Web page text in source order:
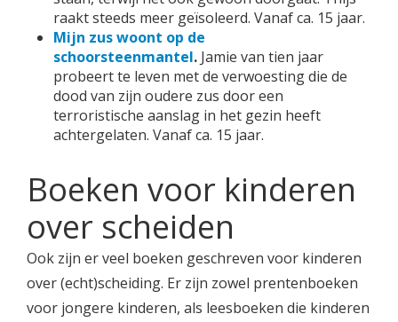
raakt steeds meer geïsoleerd. Vanaf ca. 15 jaar.
Mijn zus woont op de
schoorsteenmantel. Jamie van tien jaar
probeert te leven met de verwoesting die de
dood van zijn oudere zus door een
terroristische aanslag in het gezin heeft
achtergelaten. Vanaf ca. 15 jaar.
Boeken voor kinderen
over scheiden
Ook zijn er veel boeken geschreven voor kinderen
over (echt)scheiding. Er zijn zowel prentenboeken
voor jongere kinderen, als leesboeken die kinderen